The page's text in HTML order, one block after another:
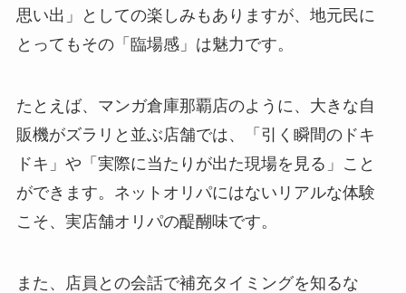
思い出」としての楽しみもありますが、地元民に
とってもその「臨場感」は魅力です。
たとえば、マンガ倉庫那覇店のように、大きな自
販機がズラリと並ぶ店舗では、「引く瞬間のドキ
ドキ」や「実際に当たりが出た現場を見る」こと
ができます。ネットオリパにはないリアルな体験
こそ、実店舗オリパの醍醐味です。
また、店員との会話で補充タイミングを知るな